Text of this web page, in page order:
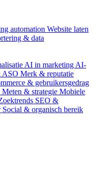
automation Website laten
& data
AI in marketing AI-
ASO Merk & reputatie
& gebruikersgedrag
Meten & strategie Mobiele
SEO &
Social & organisch bereik